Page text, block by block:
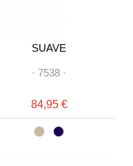
SUAVE
· 7538 ·
84,95 €